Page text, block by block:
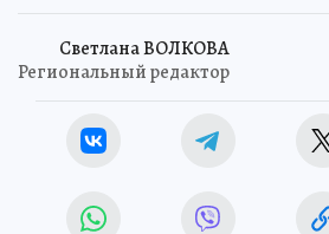
Светлана ВОЛКОВА
Региональный редактор